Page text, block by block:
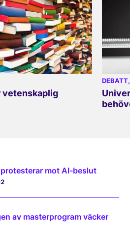
vetenskaplig
DEBATT
mot AI-beslut
av masterprogram väcker